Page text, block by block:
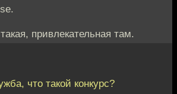
привлекательная там.
что такой конкурс?